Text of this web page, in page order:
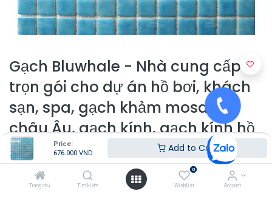
Price:
676.000 VND Add to Cart
Trang chủ Tìm kiếm
0
Wishlist Account
Gạch Bluwhale - Nhà cung cấp
trọn gói cho dự án hồ bơi, khách
sạn, spa, gạch khảm mosaic
châu Âu, gạch kính, gạch kính hồ
bơi
676.000 VND